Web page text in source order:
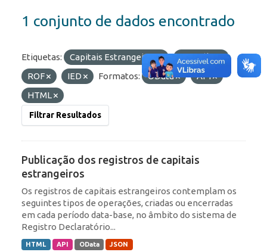
1 conjunto de dados encontrado
Etiquetas: Capitais Estrangeiros
Portfólio
ROF
IED Formatos: OData
API
HTML
Filtrar Resultados
Publicação dos registros de capitais
estrangeiros
Os registros de capitais estrangeiros contemplam os
seguintes tipos de operações, criadas ou encerradas
em cada período data-base, no âmbito do sistema de
Registro Declaratório...
HTML API OData JSON